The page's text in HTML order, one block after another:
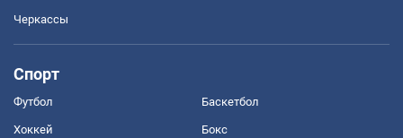
Черкассы
Спорт
Футбол Баскетбол
Хоккей Бокс